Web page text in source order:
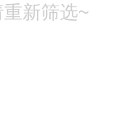
新筛选~